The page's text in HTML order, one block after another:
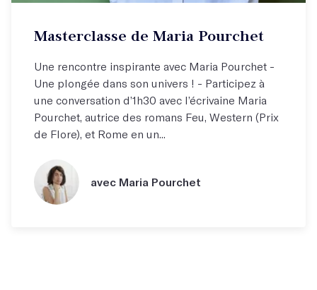
Masterclasse de Maria Pourchet
Une rencontre inspirante avec Maria Pourchet -
Une plongée dans son univers ! - Participez à
une conversation d’1h30 avec l’écrivaine Maria
Pourchet, autrice des romans Feu, Western (Prix
de Flore), et Rome en un...
avec Maria Pourchet